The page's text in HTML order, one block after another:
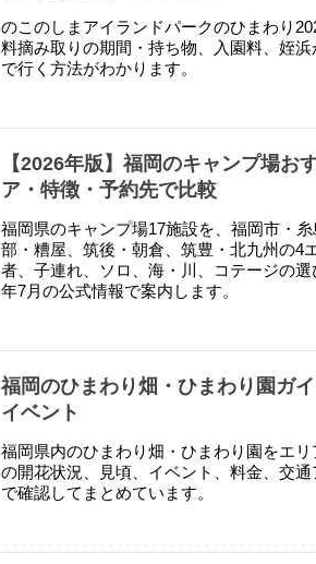
のこのしまアイランドパークのひまわり
料摘み取りの期間・持ち物、入園料、姪
で行く方法がわかります。
【2026年版】福岡のキャンプ場お
ア・特徴・予約先で比較
福岡県のキャンプ場17施設を、福岡市・
部・糟屋、筑後・朝倉、筑豊・北九州の4
者、子連れ、ソロ、海・川、コテージの
年7月の公式情報で案内します。
福岡のひまわり畑・ひまわり園ガ
イベント
福岡県内のひまわり畑・ひまわり園をエ
の開花状況、見頃、イベント、料金、交
で確認してまとめています。